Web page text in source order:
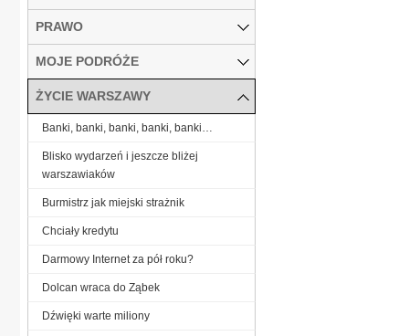
PRAWO
MOJE PODRÓŻE
ŻYCIE WARSZAWY
Banki, banki, banki, banki, banki…
Blisko wydarzeń i jeszcze bliżej
warszawiaków
Burmistrz jak miejski strażnik
Chciały kredytu
Darmowy Internet za pół roku?
Dolcan wraca do Ząbek
Dźwięki warte miliony